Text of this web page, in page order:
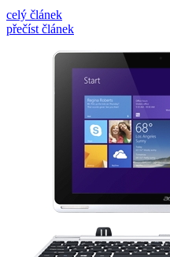
celý článek
přečíst článek